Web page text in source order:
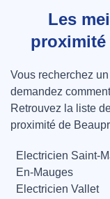
Les
proximité
Vous recherchez
demandez
Retrouvez la liste
proximité de
Electricien Saint-
En-Mauges
Electricien Vallet